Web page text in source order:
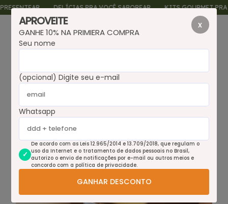
DELÍCIAS PRA VOCÊ SABOREAR KITS GOURMET PRA
x
APROVEITE
GANHE 10% NA PRIMIERA COMPRA
Seu nome
(opcional) Digite seu e-mail
Whatsapp
De acordo com as Leis 12.965/2014 e 13.709/2018, que regulam o
uso da Internet e o tratamento de dados pessoais no Brasil,
autorizo o envio de notificações por e-mail ou outros meios e
concordo com a política de privacidade.
GANHAR DESCONTO